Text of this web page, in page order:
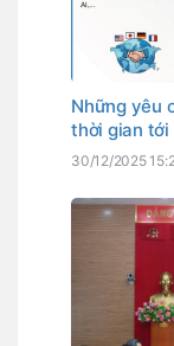
Những yêu
thời gian tới
30/12/2025